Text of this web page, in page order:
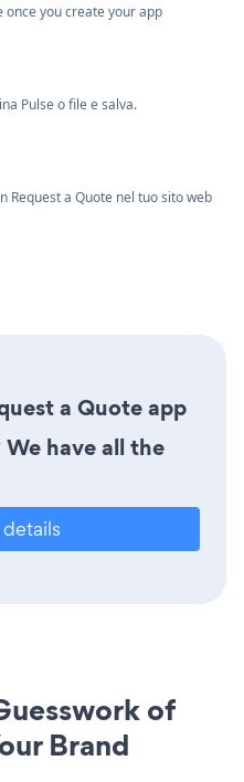
once you create your app
Pulse o file e salva.
Request a Quote nel tuo sito web
a Quote app
have all the
of
Brand